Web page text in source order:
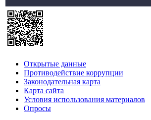
Открытые данные
Противодействие коррупции
Законодательная карта
Карта сайта
Условия использования материалов
Опросы